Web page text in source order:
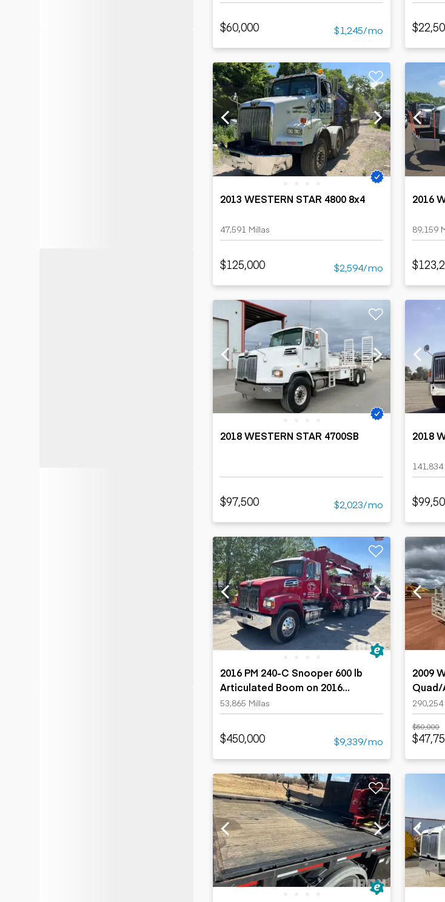
$60,000 $1,245/mo
2013 WESTERN STAR 4800 8x4
47,591 Millas
$125,000 $2,594/mo
2016
89,159
2018 WESTERN STAR 4700SB
$97,500 $2,023/mo
2018
2016 PM 240-C Snooper 600 lb
Articulated Boom on 2016
Western Star 4700 10x4 Bridge
Inspection Truck
53,865 Millas
$450,000 $9,339/mo
2009
Quad/
$50,000